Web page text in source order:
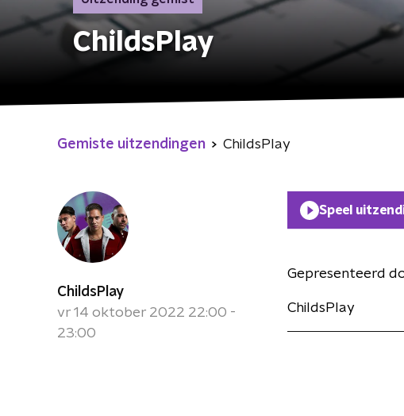
ChildsPlay
Gemiste uitzendingen ChildsPlay
ChildsPlay
vr 14 oktober 2022 22:00 -
23:00
Speel
Gepresenteerd
ChildsPlay